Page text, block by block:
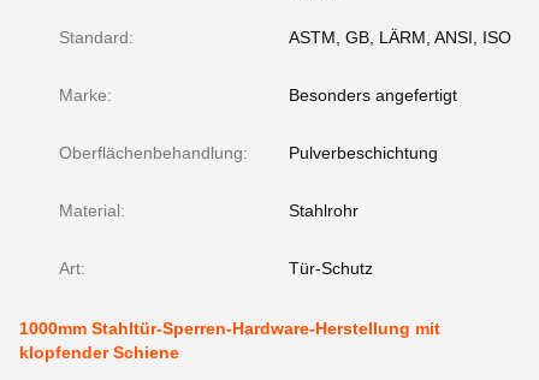
Standard: ASTM, GB, LÄRM, ANSI, ISO
Marke: Besonders angefertigt
Oberflächenbehandlung: Pulverbeschichtung
Material: Stahlrohr
Art: Tür-Schutz
1000mm Stahltür-Sperren-Hardware-Herstellung mit
klopfender Schiene